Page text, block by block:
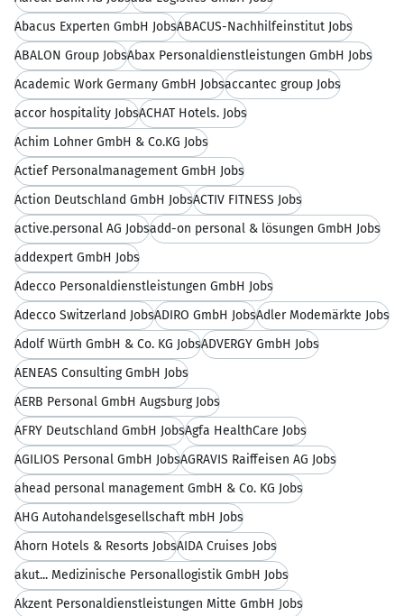
Abacus Experten GmbH JobsABACUS-Nachhilfeinstitut Jobs
ABALON Group JobsAbax Personaldienstleistungen GmbH Jobs
Academic Work Germany GmbH Jobsaccantec group Jobs
accor hospitality JobsACHAT Hotels. Jobs
Achim Lohner GmbH & Co.KG Jobs
Actief Personalmanagement GmbH Jobs
Action Deutschland GmbH JobsACTIV FITNESS Jobs
active.personal AG Jobsadd-on personal & lösungen GmbH Jobs
addexpert GmbH Jobs
Adecco Personaldienstleistungen GmbH Jobs
Adecco Switzerland JobsADIRO GmbH JobsAdler Modemärkte Jobs
Adolf Würth GmbH & Co. KG JobsADVERGY GmbH Jobs
AENEAS Consulting GmbH Jobs
AERB Personal GmbH Augsburg Jobs
AFRY Deutschland GmbH JobsAgfa HealthCare Jobs
AGILIOS Personal GmbH JobsAGRAVIS Raiffeisen AG Jobs
ahead personal management GmbH & Co. KG Jobs
AHG Autohandelsgesellschaft mbH Jobs
Ahorn Hotels & Resorts JobsAIDA Cruises Jobs
akut... Medizinische Personallogistik GmbH Jobs
Akzent Personaldienstleistungen Mitte GmbH Jobs